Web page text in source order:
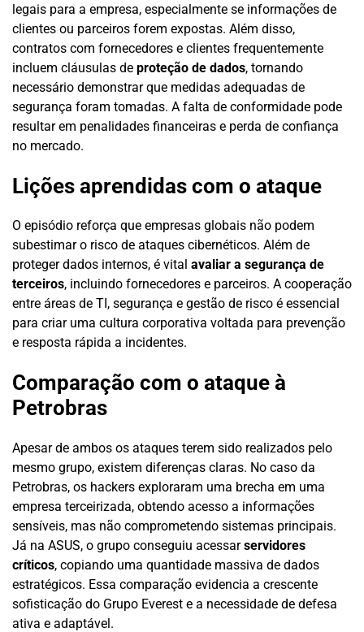
legais para a empresa, especialmente se informações de
clientes ou parceiros forem expostas. Além disso,
contratos com fornecedores e clientes frequentemente
incluem cláusulas de proteção de dados, tornando
necessário demonstrar que medidas adequadas de
segurança foram tomadas. A falta de conformidade pode
resultar em penalidades financeiras e perda de confiança
no mercado.
Lições aprendidas com o ataque
O episódio reforça que empresas globais não podem
subestimar o risco de ataques cibernéticos. Além de
proteger dados internos, é vital avaliar a segurança de
terceiros, incluindo fornecedores e parceiros. A cooperação
entre áreas de TI, segurança e gestão de risco é essencial
para criar uma cultura corporativa voltada para prevenção
e resposta rápida a incidentes.
Comparação com o ataque à
Petrobras
Apesar de ambos os ataques terem sido realizados pelo
mesmo grupo, existem diferenças claras. No caso da
Petrobras, os hackers exploraram uma brecha em uma
empresa terceirizada, obtendo acesso a informações
sensíveis, mas não comprometendo sistemas principais.
Já na ASUS, o grupo conseguiu acessarservidores
críticos, copiando uma quantidade massiva de dados
estratégicos. Essa comparação evidencia a crescente
sofisticação do Grupo Everest e a necessidade de defesa
ativa e adaptável.